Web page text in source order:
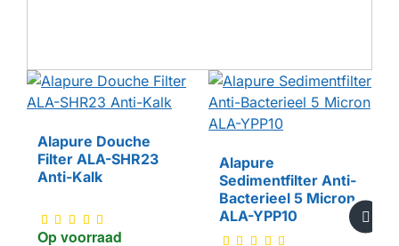
HUISMERK
Op voorraad
Alapure Douche
Filter ALA-SHR23
Anti-Kalk
HUISMERK
NI
E
T
M
E
E
R
L
E
V
E
R
B
A
A
R
,
W
E
L
E
E
N
A
L
T
E
R
A
TI
E
F
B
E
S
C
HI
K
B
A
AAlapure
Sedimentfilter Anti-
Bacterieel 5 Micron
ALA-YPP10